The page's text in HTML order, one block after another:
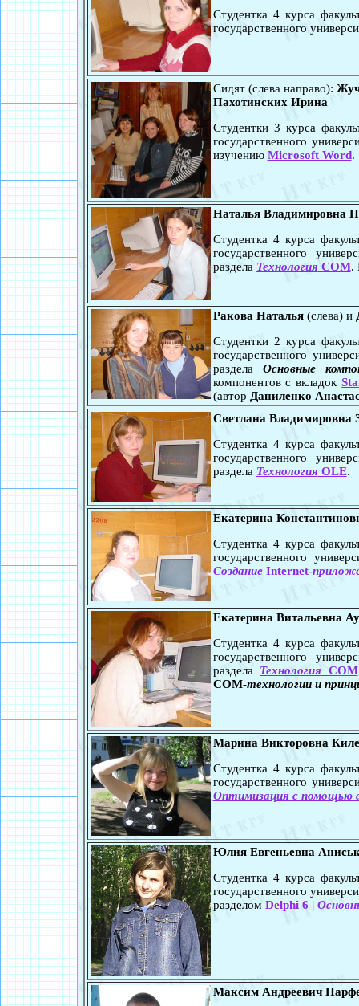
Студентка 4 курса
государственного
Сидят (слева направо):
Пахотинских Ирина
Студентки 3 курса
государственного
изучению Microsoft Word.
Наталья Владимировна
Студентка 4 курса
государственного
раздела ТехнологияCOM.
Ракова Наталья(слева) и
Студентки 2 курса
государственного
раздела Основные
компонентов с вкладок
(автор Даниленко
Светлана Владимировна
Студентка 4 курса
государственного
раздела ТехнологияOLE.
Екатерина
Студентка 4 курса
государственного
СозданиеInternet-
Екатерина Витальевна
Студентка 4 курса
государственного
раздела Технология COM
COM-технологии и
Марина Викторовна
Студентка 4 курса
государственного
Оптимизация с помощью
Юлия Евгеньевна
Студентка 4 курса
государственного
разделом Delphi 6 |
Максим Андреевич